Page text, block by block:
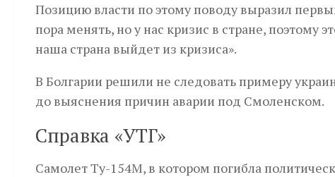
Позицию власти по этому поводу выразил
пора менять, но у нас кризис в стране, поэтому
наша страна выйдет из кризиса».
В Болгарии решили не следовать примеру
до выяснения причин аварии под Смоленском.
Справка «УТГ»
Самолет Ту-154М, в котором погибла